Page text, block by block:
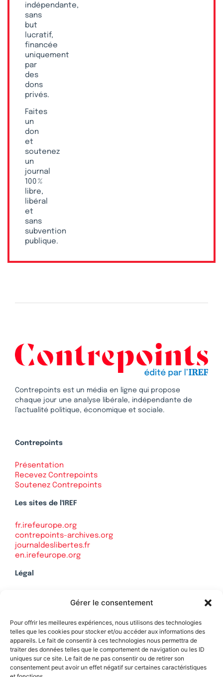
Gérer le consentement
Pour offrir les meilleures expériences, nous utilisons des technologies
telles que les cookies pour stocker et/ou accéder aux informations des
appareils. Le fait de consentir à ces technologies nous permettra de
traiter des données telles que le comportement de navigation ou les ID
uniques sur ce site. Le fait de ne pas consentir ou de retirer son
consentement peut avoir un effet négatif sur certaines caractéristiques
indépendante,
sans
but
lucratif,
financée
uniquement
par
des
dons
privés.
Faites
un
don
et
soutenez
un
journal
100 %
libre,
libéral
et
sans
subvention
publique.
Contrepoints est un média en ligne qui propose
chaque jour une analyse libérale, indépendante de
l’actualité politique, économique et sociale.
Contrepoints
Présentation
Recevez Contrepoints
Soutenez Contrepoints
Les sites de l'IREF
fr.irefeurope.org
contrepoints-archives.org
journaldeslibertes.fr
en.irefeurope.org
Légal
Politique de confidentialité
Soutenez Contrepoints